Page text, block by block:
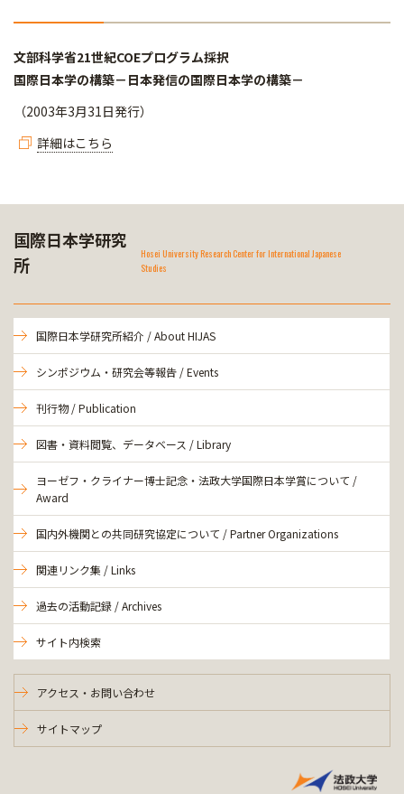
文部科学省21世紀COEプログラム採択
国際日本学の構築－日本発信の国際日本学の構築－
（2003年3月31日発行）
詳細はこちら
国際日本学研究
所
Hosei University Research Center for International Japanese
Studies
国際日本学研究所紹介 / About HIJAS
シンポジウム・研究会等報告 / Events
刊行物 / Publication
図書・資料閲覧、データベース / Library
ヨーゼフ・クライナー博士記念・法政大学国際日本学賞について /
Award
国内外機関との共同研究協定について / Partner Organizations
関連リンク集 / Links
過去の活動記録 / Archives
サイト内検索
アクセス・お問い合わせ
サイトマップ